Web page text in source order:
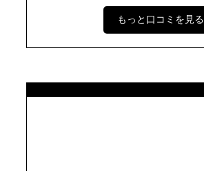
もっと口コミを見る